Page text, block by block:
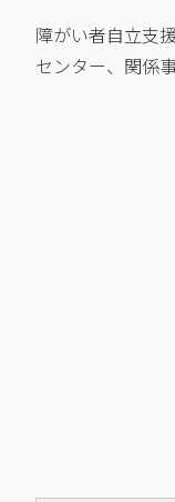
障がい者自立支
センター、関係